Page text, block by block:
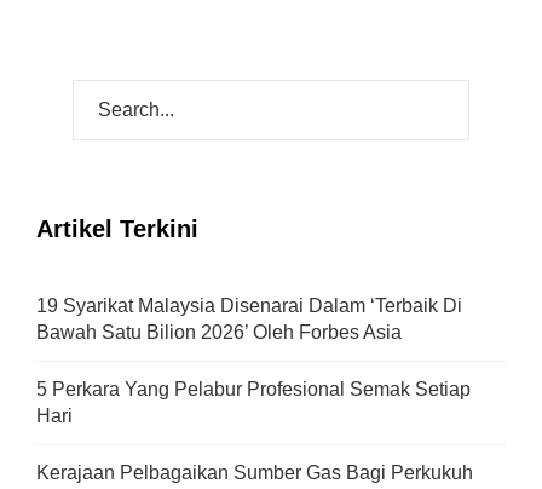
Artikel Terkini
19 Syarikat Malaysia Disenarai Dalam ‘Terbaik Di
Bawah Satu Bilion 2026’ Oleh Forbes Asia
5 Perkara Yang Pelabur Profesional Semak Setiap
Hari
Kerajaan Pelbagaikan Sumber Gas Bagi Perkukuh